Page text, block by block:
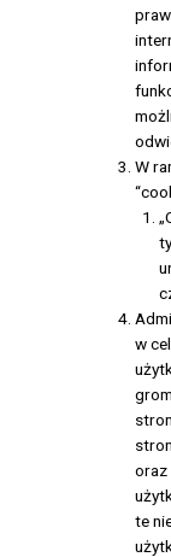
W
w
oraz
te